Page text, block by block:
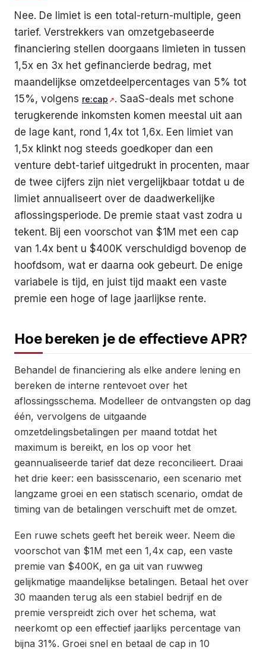
Nee. De limiet is een total-return-multiple, geen
tarief. Verstrekkers van omzetgebaseerde
financiering stellen doorgaans limieten in tussen
1,5x en 3x het gefinancierde bedrag, met
maandelijkse omzetdeelpercentages van 5% tot
15%, volgens re:cap
. SaaS-deals met schone
terugkerende inkomsten komen meestal uit aan
de lage kant, rond 1,4x tot 1,6x. Een limiet van
1,5x klinkt nog steeds goedkoper dan een
venture debt-tarief uitgedrukt in procenten, maar
de twee cijfers zijn niet vergelijkbaar totdat u de
limiet annualiseert over de daadwerkelijke
aflossingsperiode. De premie staat vast zodra u
tekent. Bij een voorschot van $1M met een cap
van 1.4x bent u $400K verschuldigd bovenop de
hoofdsom, wat er daarna ook gebeurt. De enige
variabele is tijd, en juist tijd maakt een vaste
premie een hoge of lage jaarlijkse rente.
Hoe bereken je de effectieve APR?
Behandel de financiering als elke andere lening en
bereken de interne rentevoet over het
aflossingsschema. Modelleer de ontvangsten op dag
één, vervolgens de uitgaande
omzetdelingsbetalingen per maand totdat het
maximum is bereikt, en los op voor het
geannualiseerde tarief dat deze reconcilieert. Draai
het drie keer: een basisscenario, een scenario met
langzame groei en een statisch scenario, omdat de
timing van de betalingen verschuift met de omzet.
Een ruwe schets geeft het bereik weer. Neem die
voorschot van $1M met een 1,4x cap, een vaste
premie van $400K, en ga uit van ruwweg
gelijkmatige maandelijkse betalingen. Betaal het over
30 maanden terug als een stabiel bedrijf en de
premie verspreidt zich over het schema, wat
neerkomt op een effectief jaarlijks percentage van
bijna 31%. Groei snel en betaal de cap in 10